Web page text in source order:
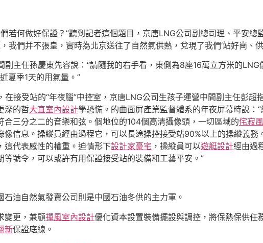
們若何做好保證？”聽到記者這個題目，京唐LNG公司副總司理、平安總
我們并不張皇，實時為北京送往了自然氣供熱，兌現了我們‘站好崗、
主任孫慶東先容說：“請隨我的右手看，東側為8座16萬立方米的LNG
夏季1天的用氣量。”
接受站的“年夜腦”中控室，京唐LNG公司生孩子運營中間副主任彭超
深的哲大直室內設計學恐慌。的曲面屏產業監督體系的年夜屏幕時說：
三分之二的音樂和弦。個地位的104個高清攝像頭，一切區域的侘寂風
信息。操縱員經由過程它，可以長途操控接受站90%以上的操縱義
這代表感性的權重。迫情形下設計家豪宅 ，操縱員可以遊艇設計經由過
號令，可以或許有用保證接受站的裝備和工藝平安。”
油自然氣發賣公司則是中國石油冬供的主力軍。
變更，兼顧禪風室內設計優化資本設置裝備擺設與調控，將保熱保供任
新保證底線。